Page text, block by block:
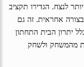
לנצח. הגדירו תקציב
אחראית. זה גם
יתרון הבית התחתון
מהמשחק ולשחק